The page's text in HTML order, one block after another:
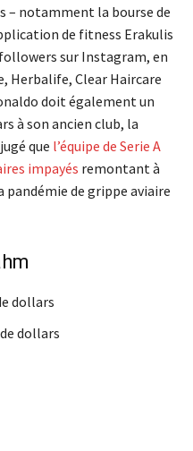
– notamment la bourse de
de fitness Erakulis
sur Instagram, en
Herbalife, Clear Haircare
doit également un
à son ancien club, la
que l’équipe de Serie A
impayés remontant à
pandémie de grippe aviaire
dollars
dollars